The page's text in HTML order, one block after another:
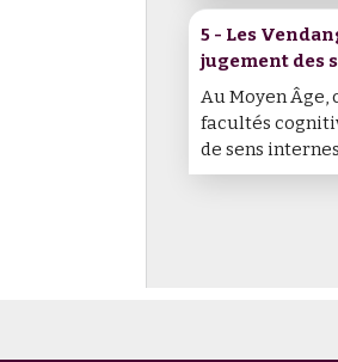
5 - Les
jugement des
Au Moyen Âge,
facultés
de sens